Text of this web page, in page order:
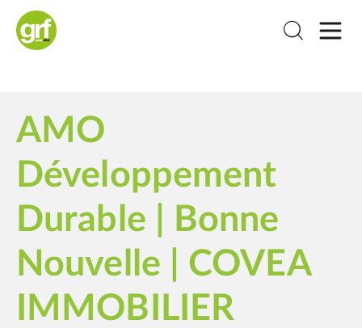
AMO
Développement
Durable | Bonne
Nouvelle | COVEA
IMMOBILIER